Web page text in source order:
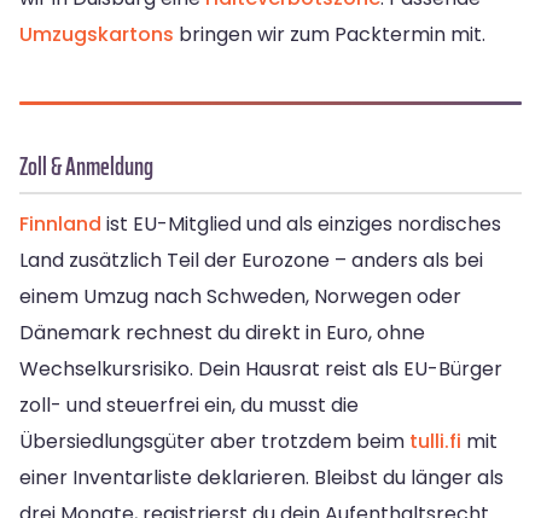
Umzugskartons bringen wir zum Packtermin mit.
Zoll & Anmeldung
Finnland ist EU-Mitglied und als einziges nordisches
Land zusätzlich Teil der Eurozone – anders als bei
einem Umzug nach Schweden, Norwegen oder
Dänemark rechnest du direkt in Euro, ohne
Wechselkursrisiko. Dein Hausrat reist als EU-Bürger
zoll- und steuerfrei ein, du musst die
Übersiedlungsgüter aber trotzdem beim tulli.fi mit
einer Inventarliste deklarieren. Bleibst du länger als